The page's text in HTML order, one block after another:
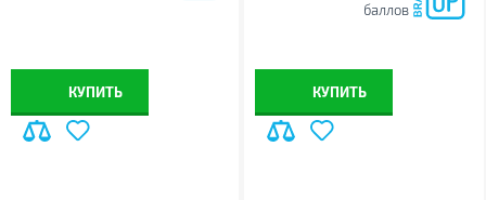
КУПИТЬ
баллов
КУПИТЬ